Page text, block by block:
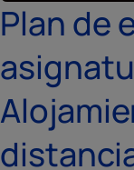
Plan de